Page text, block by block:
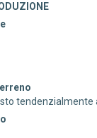
tendenzialmente